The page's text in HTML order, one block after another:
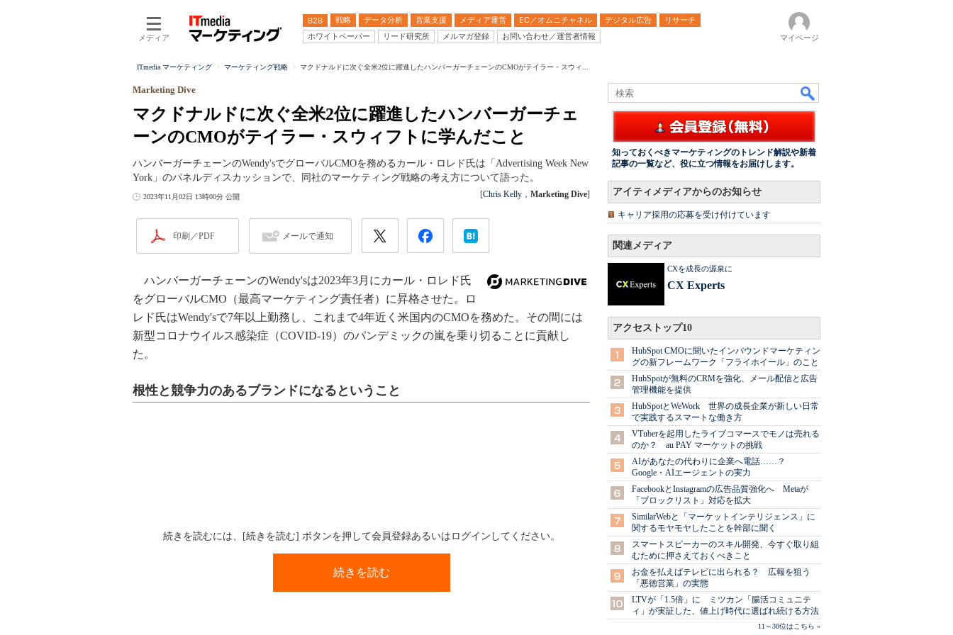
メディア
B2B 戦略 データ分析 営業支援 メディア運営 EC／オムニチャネル デジタル広告
リサーチ
ホワイトペーパー
リード研究所 メルマガ登録 お問い合わせ／運営者情報 マイページ
ITmedia マーケティング マーケティング戦略 マクドナルドに次ぐ全米2位に躍進したハンバーガーチェーンのCMOがテイラー・スウィ...
マクドナルドに次ぐ全米2位に躍進したハンバーガーチェ
ーンのCMOがテイラー・スウィフトに学んだこと
Marketing Dive
ハンバーガーチェーンのWendy'sでグローバルCMOを務めるカール・ロレド氏は「Advertising Week New
York」のパネルディスカッションで、同社のマーケティング戦略の考え方について語った。
2023年11月02日 13時00分 公開 [Chris Kelly ， Marketing Dive]
印刷／PDF メールで通知
ハンバーガーチェーンのWendy'sは2023年3月にカール・ロレド氏
をグローバルCMO（最高マーケティング責任者）に昇格させた。ロ
レド氏はWendy'sで7年以上勤務し、これまで4年近く米国内のCMOを務めた。その間には
新型コロナウイルス感染症（COVID-19）のパンデミックの嵐を乗り切ることに貢献し
た。
根性と競争力のあるブランドになるということ
続きを読むには、[続きを読む] ボタンを押して会員登録あるいはログインしてください。
続きを読む
知っておくべきマーケティングのトレンド解説や新着
記事の一覧など、役に立つ情報をお届けします。
アイティメディアからのお知らせ
キャリア採用の応募を受け付けています
関連メディア
CXを成長の源泉に
CX Experts
アクセストップ10
HubSpot CMOに聞いたインバウンドマーケティン
グの新フレームワーク「フライホイール」のこと
HubSpotが無料のCRMを強化、メール配信と広告
管理機能を提供
HubSpotとWeWork 世界の成長企業が新しい日常
で実践するスマートな働き方
VTuberを起用したライブコマースでモノは売れる
のか？ au PAY マーケットの挑戦
AIがあなたの代わりに企業へ電話……？
Google・AIエージェントの実力
FacebookとInstagramの広告品質強化へ Metaが
「ブロックリスト」対応を拡大
SimilarWebと「マーケットインテリジェンス」に
関するモヤモヤしたことを幹部に聞く
スマートスピーカーのスキル開発、今すぐ取り組
むために押さえておくべきこと
お金を払えばテレビに出られる？ 広報を狙う
「悪徳営業」の実態
LTVが「1.5倍」に ミツカン「腸活コミュニテ
ィ」が実証した、値上げ時代に選ばれ続ける方法
11～30位はこちら »